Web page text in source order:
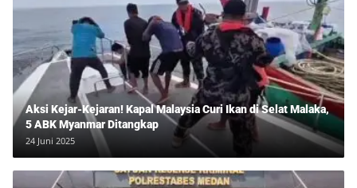
Aksi Kejar-Kejaran! Kapal Malaysia Curi Ikan di Selat Malaka,
5 ABK Myanmar Ditangkap
24 Juni 2025